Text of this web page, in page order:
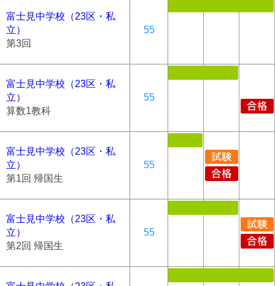
富士見中学校（23区・私
立）
第3回
55
富士見中学校（23区・私
立）
算数1教科
55
富士見中学校（23区・私
立）
第1回 帰国生
55
富士見中学校（23区・私
立）
第2回 帰国生
55